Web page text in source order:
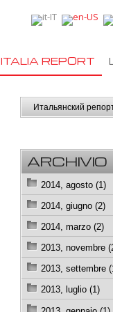
ITALIA REPORT
Итальянский
ARCHIVIO
2014, agosto (1)
2014, giugno (2)
2014, marzo (2)
2013, novembre
2013, settembre
2013, luglio (1)